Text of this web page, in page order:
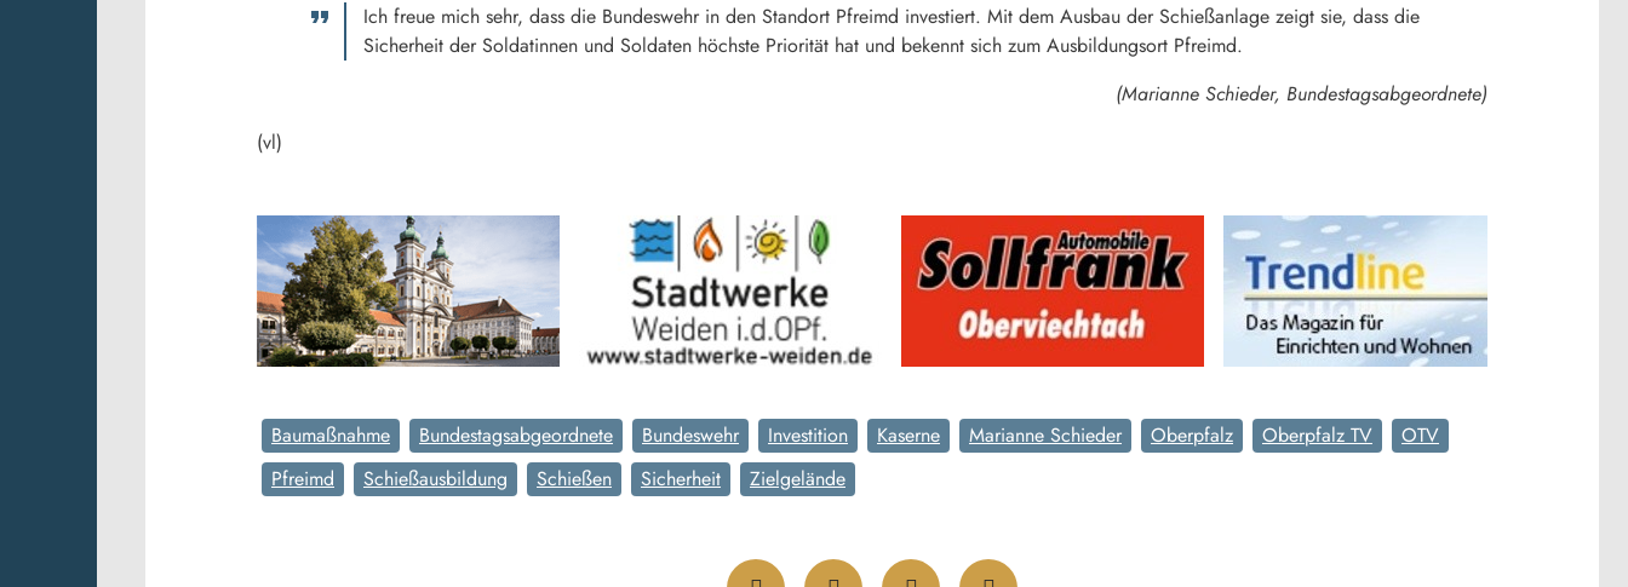
Ich freue mich sehr, dass die Bundeswehr in den Standort Pfreimd investiert. Mit dem Ausbau der Schießanlage zeigt sie, dass die
Sicherheit der Soldatinnen und Soldaten höchste Priorität hat und bekennt sich zum Ausbildungsort Pfreimd.
(Marianne Schieder, Bundestagsabgeordnete)
(vl)
Baumaßnahme Bundestagsabgeordnete Bundeswehr Investition Kaserne Marianne Schieder Oberpfalz Oberpfalz TV
OTV
Pfreimd
Schießausbildung Schießen Sicherheit Zielgelände